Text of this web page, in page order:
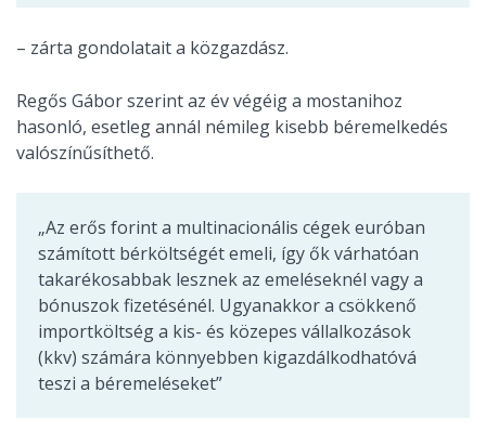
– zárta gondolatait a közgazdász.
Regős Gábor szerint az év végéig a mostanihoz
hasonló, esetleg annál némileg kisebb béremelkedés
valószínűsíthető.
„Az erős forint a multinacionális cégek euróban
számított bérköltségét emeli, így ők várhatóan
takarékosabbak lesznek az emeléseknél vagy a
bónuszok fizetésénél. Ugyanakkor a csökkenő
importköltség a kis- és közepes vállalkozások
(kkv) számára könnyebben kigazdálkodhatóvá
teszi a béremeléseket”